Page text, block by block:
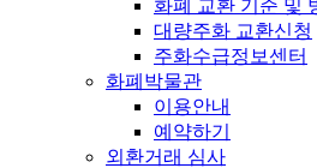
화폐 교환 기준 및
대량주화 교환신청
주화수급정보센터
화폐박물관
이용안내
예약하기
외환거래 심사